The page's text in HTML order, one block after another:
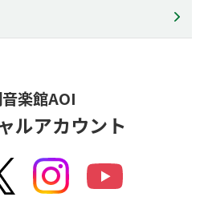
楽館AOI
ルアカウント